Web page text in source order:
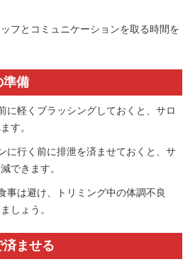
フとコミュニケーションを取る時間を
準備
に軽くブラッシングしておくと、サロ
す。
に行く前に排泄を済ませておくと、サ
できます。
事は避け、トリミング中の体調不良
しょう。
ませる